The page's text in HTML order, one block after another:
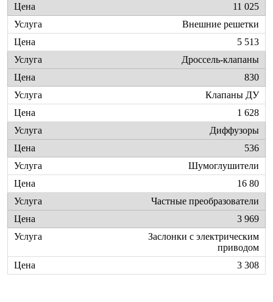
11 025
Внешние решетки
5 513
Дроссель-клапаны
830
Клапаны ДУ
1 628
Диффузоры
536
Шумоглушители
16 80
Частные преобразователи
3 969
Заслонки с электрическим
приводом
3 308